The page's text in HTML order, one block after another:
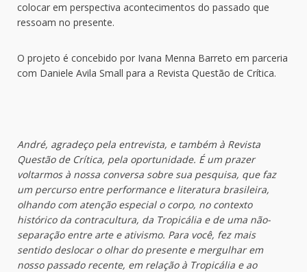
colocar em perspectiva acontecimentos do passado que
ressoam no presente.
O projeto é concebido por Ivana Menna Barreto em parceria
com Daniele Avila Small para a Revista Questão de Crítica.
André, agradeço pela entrevista, e também à Revista
Questão de Crítica, pela oportunidade. É um prazer
voltarmos à nossa conversa sobre sua pesquisa, que faz
um percurso entre performance e literatura brasileira,
olhando com atenção especial o corpo, no contexto
histórico da contracultura, da Tropicália e de uma não-
separação entre arte e ativismo. Para você, fez mais
sentido deslocar o olhar do presente e mergulhar em
nosso passado recente, em relação à Tropicália e ao